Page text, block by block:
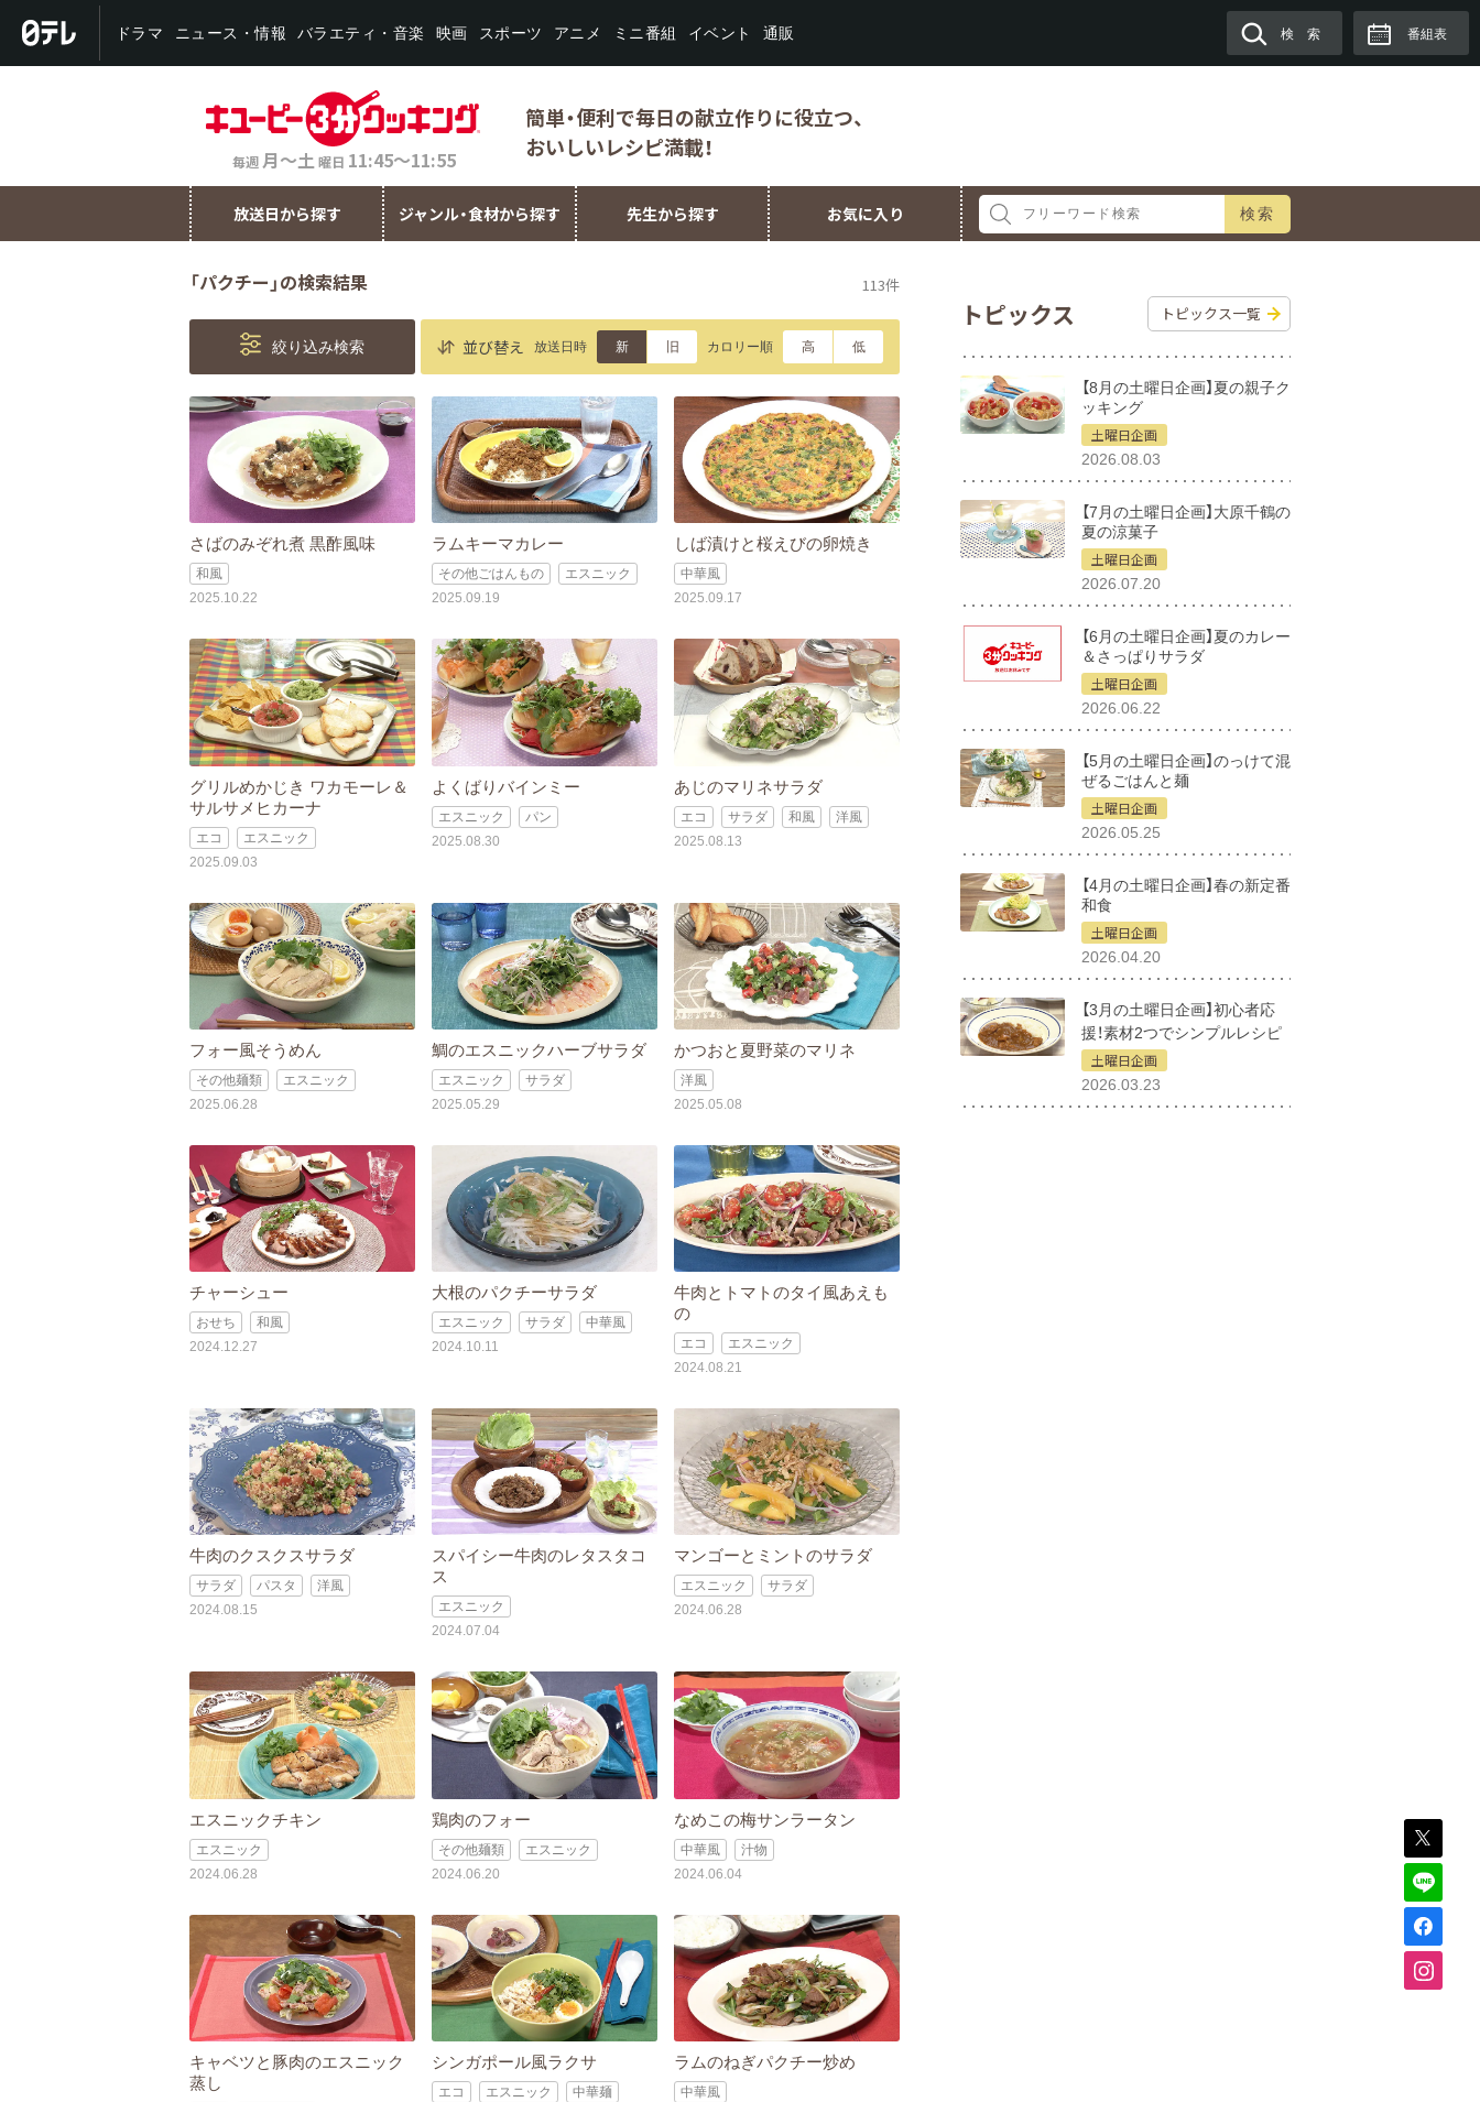
ドラマ ニュース・情報 バラエティ・音楽 映画 スポーツ アニメ ミニ番組 イベント 通販 検 索 番組表
毎週月～土 曜日 11:45～11:55
簡単・便利で毎日の献立作りに役立つ、
おいしいレシピ満載！
放送日から探す ジャンル・食材から探す 先生から探す お気に入り 検索
「パクチー」の検索結果 113件
絞り込み検索 並び替え 放送日時 新 旧 カロリー順 高 低
さばのみぞれ煮 黒酢風味
和風
2025.10.22
ラムキーマカレー
その他ごはんもの
エスニック
2025.09.19
しば漬けと桜えびの卵焼き
中華風
2025.09.17
グリルめかじき ワカモーレ＆
サルサメヒカーナ
エコ
エスニック
2025.09.03
よくばりバインミー
エスニック
パン
2025.08.30
あじのマリネサラダ
エコ サラダ 和風
洋風
2025.08.13
フォー風そうめん
その他麺類
エスニック
2025.06.28
鯛のエスニックハーブサラダ
エスニック
サラダ
2025.05.29
かつおと夏野菜のマリネ
洋風
2025.05.08
チャーシュー
おせち
和風
2024.12.27
大根のパクチーサラダ
エスニック サラダ
中華風
2024.10.11
牛肉とトマトのタイ風あえも
の
エコ
エスニック
2024.08.21
牛肉のクスクスサラダ
サラダ パスタ
洋風
2024.08.15
スパイシー牛肉のレタスタコ
ス
エスニック
2024.07.04
マンゴーとミントのサラダ
エスニック
サラダ
2024.06.28
エスニックチキン
エスニック
2024.06.28
鶏肉のフォー
その他麺類
エスニック
2024.06.20
なめこの梅サンラータン
中華風
汁物
2024.06.04
キャベツと豚肉のエスニック
蒸し
シンガポール風ラクサ
エコ エスニック
中華麺
ラムのねぎパクチー炒め
中華風
トピックス トピックス一覧
【8月の土曜日企画】夏の親子ク
ッキング
土曜日企画
2026.08.03
【7月の土曜日企画】大原千鶴の
夏の涼菓子
土曜日企画
2026.07.20
【6月の土曜日企画】夏のカレー
＆さっぱりサラダ
土曜日企画
2026.06.22
【5月の土曜日企画】のっけて混
ぜるごはんと麺
土曜日企画
2026.05.25
【4月の土曜日企画】春の新定番
和食
土曜日企画
2026.04.20
【3月の土曜日企画】初心者応
援！素材2つでシンプルレシピ
土曜日企画
2026.03.23